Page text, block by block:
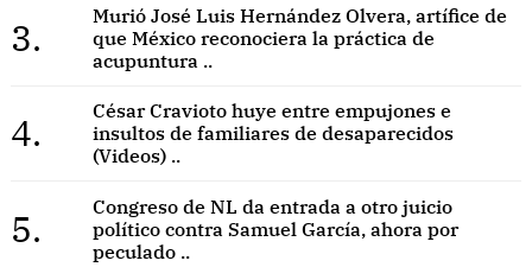
3.
Murió José Luis Hernández Olvera, artífice de
que México reconociera la práctica de
acupuntura ..
4.
César Cravioto huye entre empujones e
insultos de familiares de desaparecidos
(Videos) ..
5.
Congreso de NL da entrada a otro juicio
político contra Samuel García, ahora por
peculado ..